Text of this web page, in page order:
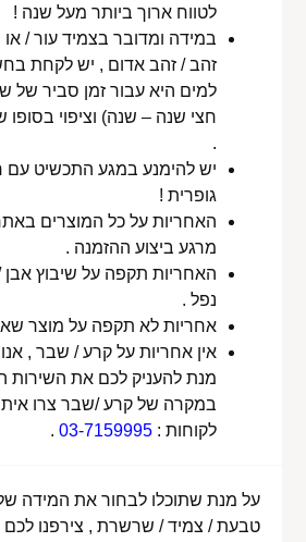
לטווח ארוך ביותר מעל שנה !
במידה ומדובר בצמיד עור /
זהב / זהב אדום , יש לקחת
למים היא עבור זמן סביר של
חצי שנה – שנה) וציפוי
.
יש להימנע במגע התכשיט עם
גופרית !
האחריות על כל המוצרים
מרגע ביצוע ההזמנה .
האחריות תקפה על שיבוץ אבן /
נפל .
אחריות לא תקפה על מוצר
אין אחריות על קרע / שבר ,
מנת להעניק לכם את השירות
במקרה של קרע /שבר צרו
לקוחות :03-7159995
.
על מנת שתוכלו לבחור את המידה
טבעת / צמיד / שרשרת , צירפנו לכם